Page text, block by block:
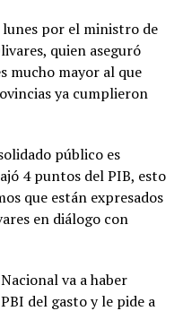
por el ministro de
quien aseguró
mucho mayor al que
ya cumplieron
público es
4 puntos del PIB, esto
que están expresados
en diálogo con
va a haber
del gasto y le pide a